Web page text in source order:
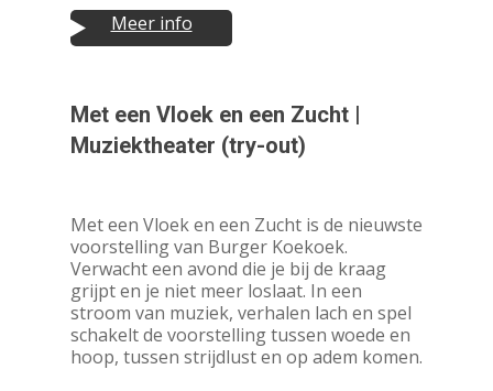
Meer info
Met een Vloek en een Zucht |
Muziektheater (try-out)
Met een Vloek en een Zucht is de nieuwste
voorstelling van Burger Koekoek.
Verwacht een avond die je bij de kraag
grijpt en je niet meer loslaat. In een
stroom van muziek, verhalen lach en spel
schakelt de voorstelling tussen woede en
hoop, tussen strijdlust en op adem komen.